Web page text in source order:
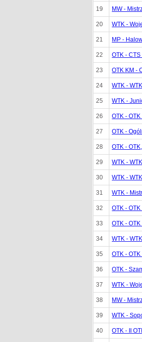
19 MW -
20 WTK -
21 MP -
22 OTK -
23 OTK KM -
24 WTK -
25 WTK -
26 OTK -
27 OTK -
28 OTK -
29 WTK -
30 WTK -
31 WTK -
32 OTK -
33 OTK -
34 WTK -
35 OTK -
36 OTK -
37 WTK -
38 MW -
39 WTK -
40 OTK - II